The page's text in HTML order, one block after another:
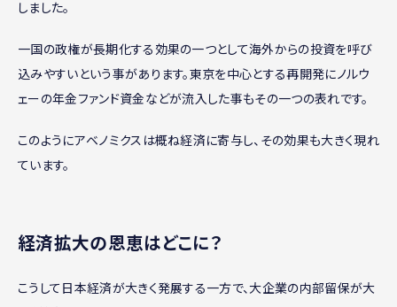
しました。
一国の政権が長期化する効果の一つとして海外からの投資を呼び
込みやすいという事があります。東京を中心とする再開発にノルウ
ェーの年金ファンド資金などが流入した事もその一つの表れです。
このようにアベノミクスは概ね経済に寄与し、その効果も大きく現れ
ています。
経済拡大の恩恵はどこに？
こうして日本経済が大きく発展する一方で、大企業の内部留保が大